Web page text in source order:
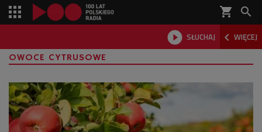
shopping_cart 
 SŁUCHAJ  WIĘCEJ

OWOCE CYTRUSOWE